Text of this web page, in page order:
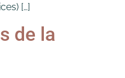
[…]
de la